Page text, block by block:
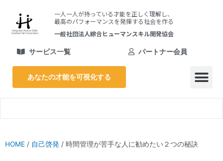
一人一人が持っている才能を正しく理解し、
最高のパフォーマンスを発揮する社会を作る
一般社団法人綜合ヒューマンスキル開発協会
サービス一覧 パートナー会員
あなたの才能を可視化する
HOME / 自己啓発 / 時間管理が苦手な人に勧めたい２つの秘訣